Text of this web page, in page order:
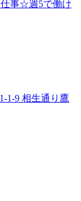
仕事☆週5で働け
1-9 相生通り鷹